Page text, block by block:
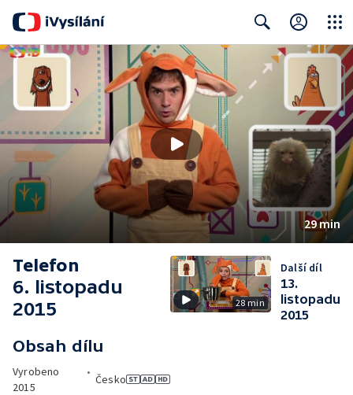
Search Close
29 min
Telefon
6. listopadu
2015
Obsah dílu
Vyrobeno
2015
•
Česko
28 min
Další díl
13.
listopadu
2015